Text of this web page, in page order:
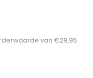
van €29,95